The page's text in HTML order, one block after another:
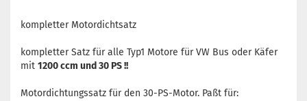
kompletter Motordichtsatz
kompletter Satz für alle Typ1 Motore für VW Bus oder Käfer
mit 1200 ccm und 30 PS !!
Motordichtungssatz für den 30-PS-Motor. Paßt für: